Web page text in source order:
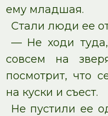
ему младшая.
Стали люди ее
— Не ходи
совсем на
посмотрит, что
на куски и съест.
Не пустили ее